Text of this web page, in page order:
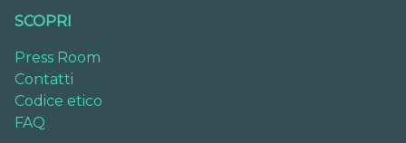
SCOPRI
Press Room
Contatti
Codice etico
FAQ